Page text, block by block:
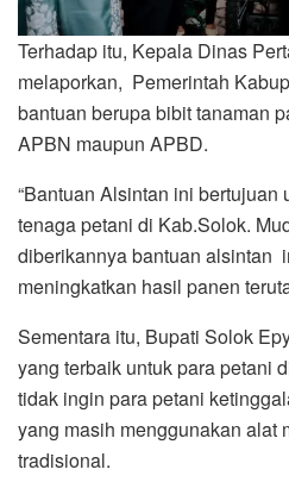
Terhadap itu, Kepala Dinas
melaporkan, Pemerintah
bantuan berupa bibit tanaman
APBN maupun APBD.
“Bantuan Alsintan ini bertujuan
tenaga petani di Kab.Solok.
diberikannya bantuan alsintan
meningkatkan hasil panen
Sementara itu, Bupati Solok
yang terbaik untuk para petani
tidak ingin para petani
yang masih menggunakan alat
tradisional.